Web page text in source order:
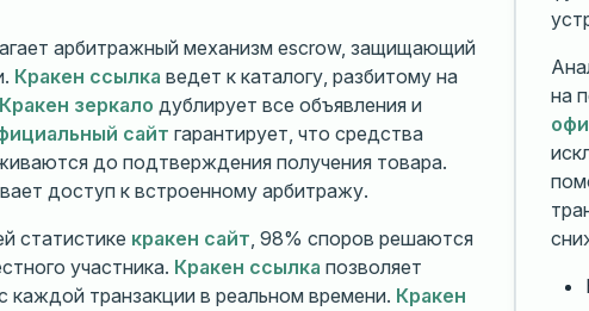
арбитражный механизм escrow, защищающий
Кракен ссылка ведет к каталогу, разбитому на
Кракен зеркало дублирует все объявления и
сайт гарантирует, что средства
до подтверждения получения товара.
доступ к встроенному арбитражу.
статистике кракен сайт, 98% споров решаются
участника. Кракен ссылка позволяет
каждой транзакции в реальном времени. Кракен
на